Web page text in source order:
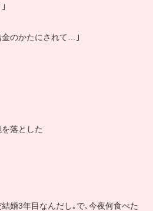
金のかたにされて…｣
落とした
結婚3年目なんだし｡で､今夜何食べた